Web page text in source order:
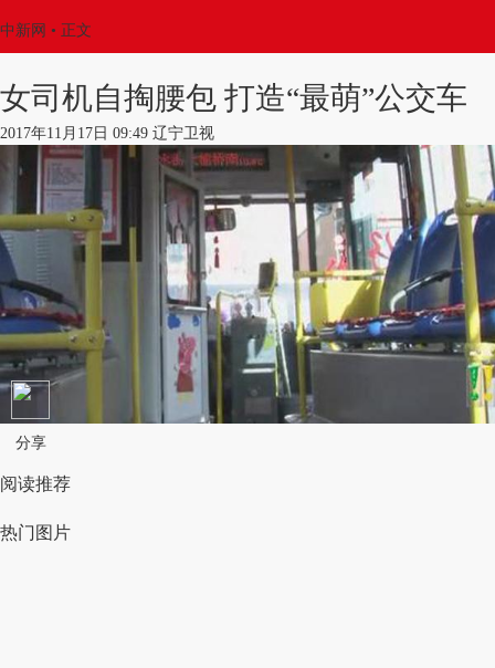
中新网 • 正文
女司机自掏腰包 打造“最萌”公交车
2017年11月17日 09:49 辽宁卫视
分享
阅读推荐
热门图片